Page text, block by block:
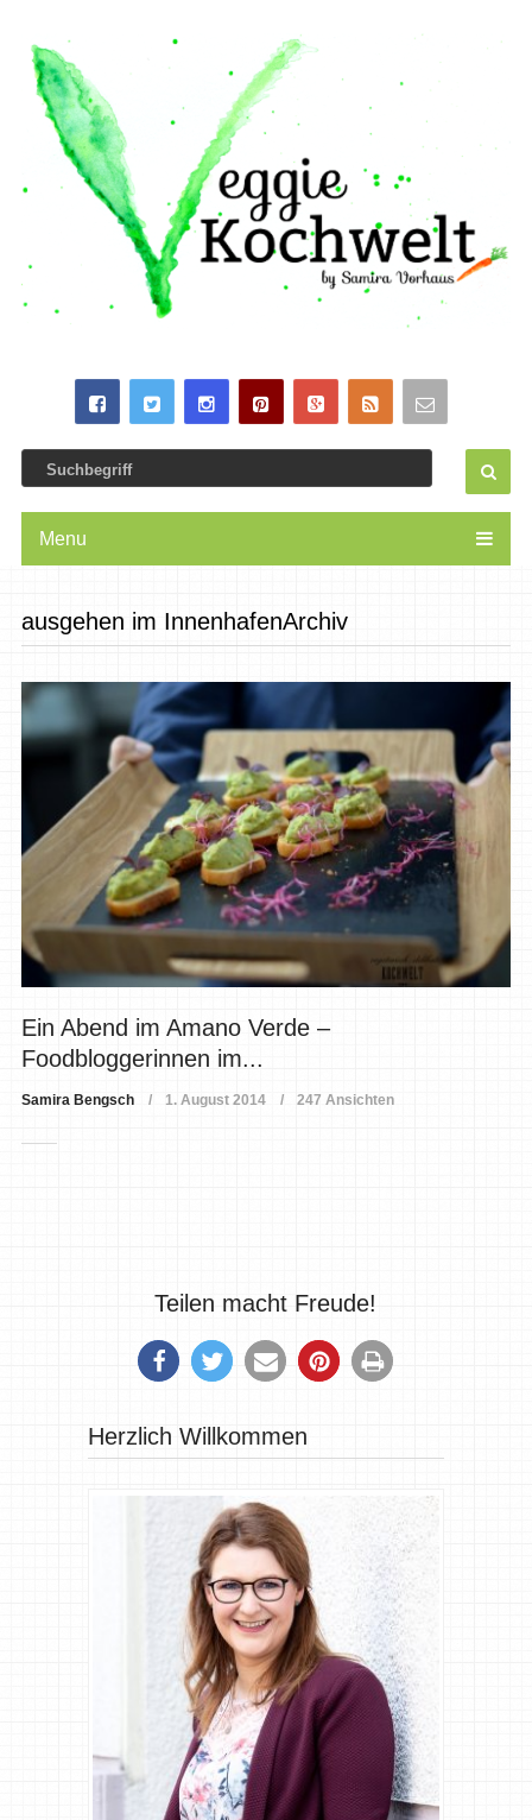
Menu
ausgehen im InnenhafenArchiv
Ein Abend im Amano Verde –
Foodbloggerinnen im...
Samira Bengsch 1. August 2014 247 Ansichten
Teilen macht Freude!
Herzlich Willkommen